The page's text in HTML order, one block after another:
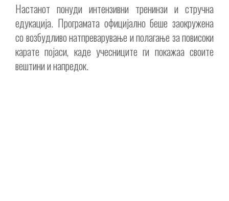
Настанот понуди интензивни тренинзи и стручна
едукација. Програмата официјално беше заокружена
со возбудливо натпреварување и полагање за повисоки
карате појаси, каде учесниците ги покажаа своите
вештини и напредок.